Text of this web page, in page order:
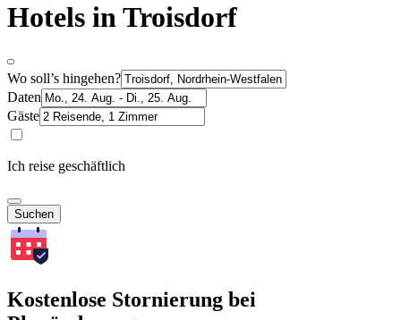
Hotels in Troisdorf
Wo soll’s hingehen?
Daten
Gäste
Ich reise geschäftlich
Suchen
Kostenlose Stornierung bei